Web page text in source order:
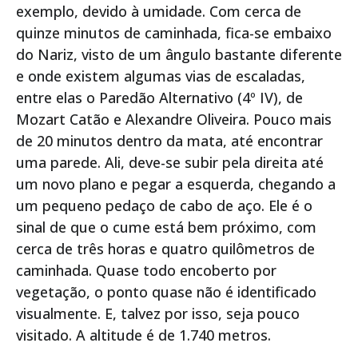
exemplo, devido à umidade. Com cerca de
quinze minutos de caminhada, fica-se embaixo
do Nariz, visto de um ângulo bastante diferente
e onde existem algumas vias de escaladas,
entre elas o Paredão Alternativo (4º IV), de
Mozart Catão e Alexandre Oliveira. Pouco mais
de 20 minutos dentro da mata, até encontrar
uma parede. Ali, deve-se subir pela direita até
um novo plano e pegar a esquerda, chegando a
um pequeno pedaço de cabo de aço. Ele é o
sinal de que o cume está bem próximo, com
cerca de três horas e quatro quilômetros de
caminhada. Quase todo encoberto por
vegetação, o ponto quase não é identificado
visualmente. E, talvez por isso, seja pouco
visitado. A altitude é de 1.740 metros.